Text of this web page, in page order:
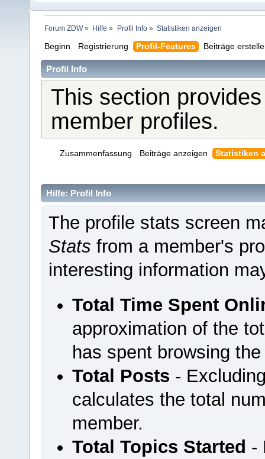
Forum ZDW» Hilfe » Profil Info» Statistiken anzeigen
Beginn Registrierung Profil-Features Beiträge
Profil Info
This section
member profiles.
Zusammenfassung Beiträge anzeigen Statistiken
Hilfe: Profil Info
The profile stats screen
Stats from a member's
interesting information
Total Time Spent
approximation of the
has spent browsing
Total Posts -
calculates the total
member.
Total Topics Started -